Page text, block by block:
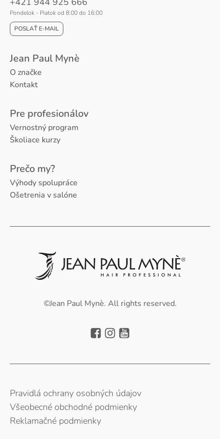
Pondelok - Piatok od 8:00 do 16:00
POSLAŤ E-MAIL
Jean Paul Mynè
O značke
Kontakt
Pre profesionálov
Vernostný program
Školiace kurzy
Prečo my?
Výhody spolupráce
Ošetrenia v salóne
©Jean Paul Mynè. All rights reserved.
Pravidlá ochrany osobných údajov
Všeobecné obchodné podmienky
Reklamačné podmienky